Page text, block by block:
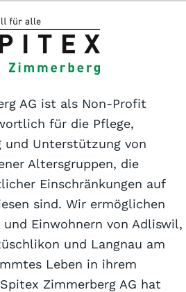
und
AG ist als Non-Profit
für die Pflege,
und Unterstützung von
Altersgruppen, die
Einschränkungen auf
sind. Wir ermöglichen
Einwohnern von Adliswil,
und Langnau am
Leben in ihrem
Zimmerberg AG hat